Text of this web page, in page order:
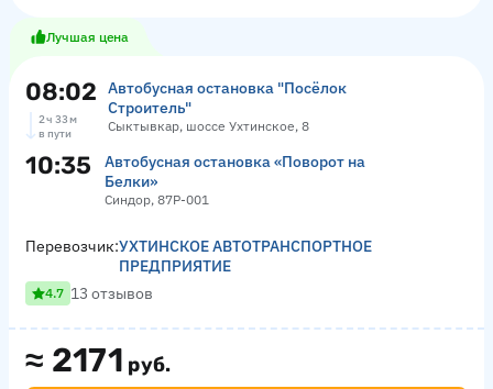
Лучшая цена
08:02
Автобусная остановка "Посёлок
Строитель"
Сыктывкар, шоссе Ухтинское, 8
2 ч 33 м
в пути
10:35
Автобусная остановка «Поворот на
Белки»
Синдор, 87Р-001
≈ 2171 руб.
Перевозчик:УХТИНСКОЕ АВТОТРАНСПОРТНОЕ
ПРЕДПРИЯТИЕ
4.7 13 отзывов